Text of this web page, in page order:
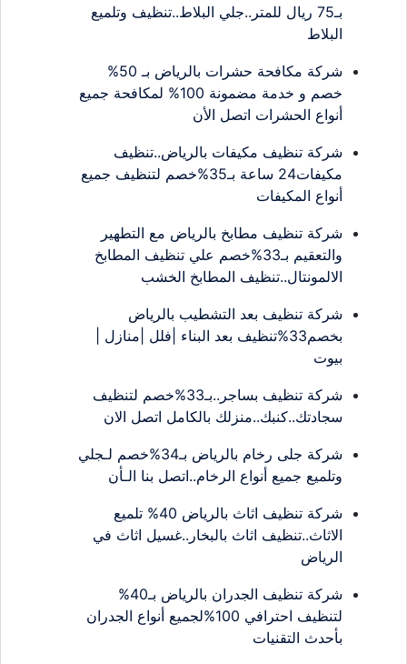
بـ75 ريال للمتر..جلي البلاط..تنظيف وتلميع
البلاط
شركة مكافحة حشرات بالرياض بـ 50%
خصم و خدمة مضمونة 100% لمكافحة جميع
أنواع الحشرات اتصل الأن
شركة تنظيف مكيفات بالرياض..تنظيف
مكيفات24 ساعة بـ35%خصم لتنظيف جميع
أنواع المكيفات
شركة تنظيف مطابخ بالرياض مع التطهير
والتعقيم بـ33%خصم علي تنظيف المطابخ
الالمونتال..تنظيف المطابخ الخشب
شركة تنظيف بعد التشطيب بالرياض
بخصم33%تنظيف بعد البناء |فلل |منازل |
بيوت
شركة تنظيف بساجر..بـ33%خصم لتنظيف
سجادتك..كنبك..منزلك بالكامل اتصل الان
شركة جلى رخام بالرياض بـ34%خصم لـجلي
وتلميع جميع أنواع الرخام..اتصل بنا الـأن
شركة تنظيف اثاث بالرياض 40% تلميع
الاثاث..تنظيف اثاث بالبخار..غسيل اثاث في
الرياض
شركة تنظيف الجدران بالرياض بـ40%
لتنظيف احترافي 100%لجميع أنواع الجدران
بأحدث التقنيات